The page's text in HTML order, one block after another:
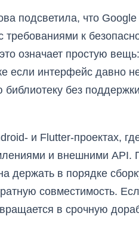
подсветила, что
требованиями к
означает простую
если интерфейс давно
без
и Flutter-проектах,
и внешними API.
держать в порядке
совместимость.
в срочную